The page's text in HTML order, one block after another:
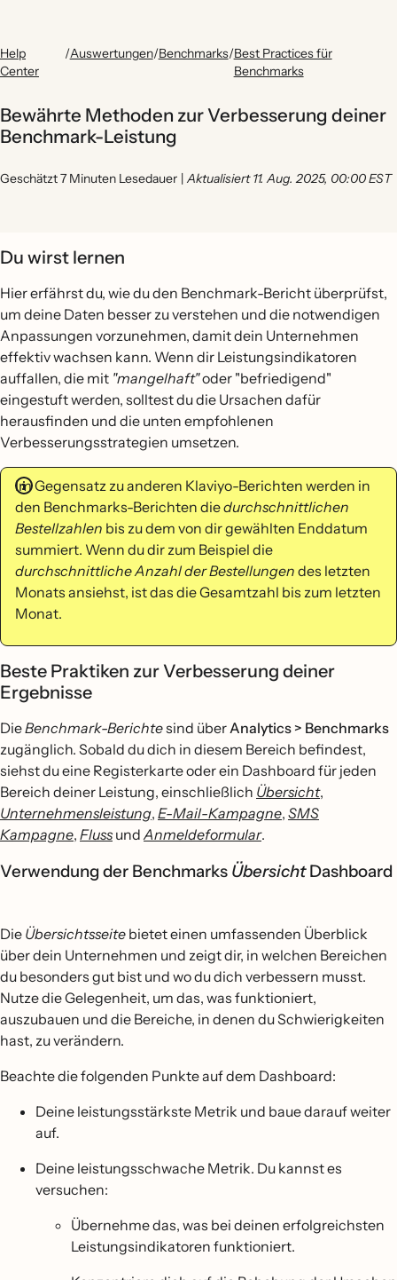
Help
Center
/Auswertungen/Benchmarks/Best Practices für
Benchmarks
Bewährte Methoden zur Verbesserung deiner
Benchmark-Leistung
Geschätzt 7 Minuten Lesedauer | Aktualisiert 11. Aug. 2025, 00:00 EST
Du wirst lernen
Hier erfährst du, wie du den Benchmark-Bericht überprüfst,
um deine Daten besser zu verstehen und die notwendigen
Anpassungen vorzunehmen, damit dein Unternehmen
effektiv wachsen kann. Wenn dir Leistungsindikatoren
auffallen, die mit "mangelhaft"oder "befriedigend"
eingestuft werden, solltest du die Ursachen dafür
herausfinden und die unten empfohlenen
Verbesserungsstrategien umsetzen.
Im Gegensatz zu anderen Klaviyo-Berichten werden in
den Benchmarks-Berichten diedurchschnittlichen
Bestellzahlen bis zu dem von dir gewählten Enddatum
summiert. Wenn du dir zum Beispiel die
durchschnittliche Anzahl der Bestellungen des letzten
Monats ansiehst, ist das die Gesamtzahl bis zum letzten
Monat.
Beste Praktiken zur Verbesserung deiner
Ergebnisse
DieBenchmark-Berichtesind überAnalytics > Benchmarks
zugänglich. Sobald du dich in diesem Bereich befindest,
siehst du eine Registerkarte oder ein Dashboard für jeden
Bereich deiner Leistung, einschließlich Übersicht,
Unternehmensleistung, E-Mail-Kampagne, SMS
Kampagne, FlussundAnmeldeformular.
Verwendung der Benchmarks ÜbersichtDashboard
Die Übersichtsseite bietet einen umfassenden Überblick
über dein Unternehmen und zeigt dir, in welchen Bereichen
du besonders gut bist und wo du dich verbessern musst.
Nutze die Gelegenheit, um das, was funktioniert,
auszubauen und die Bereiche, in denen du Schwierigkeiten
hast, zu verändern.
Beachte die folgenden Punkte auf dem Dashboard:
Deine leistungsstärkste Metrik und baue darauf weiter
auf.
Deine leistungsschwache Metrik. Du kannst es
versuchen:
Übernehme das, was bei deinen erfolgreichsten
Leistungsindikatoren funktioniert.